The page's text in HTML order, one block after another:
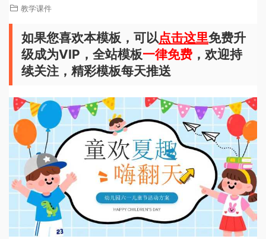
教学课件
如果您喜欢本模板，可以点击这里免费升
级成为VIP，全站模板一律免费 ，欢迎持
续关注，精彩模板每天推送